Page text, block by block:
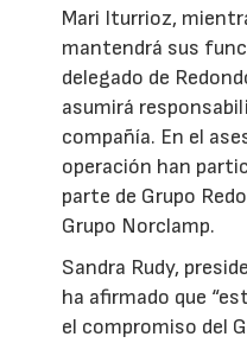
Mari Iturrioz,
mantendrá sus
delegado de
asumirá
compañía. En el
operación han
parte de Grupo
Grupo Norclamp.
Sandra Rudy,
ha afirmado que
el compromiso del